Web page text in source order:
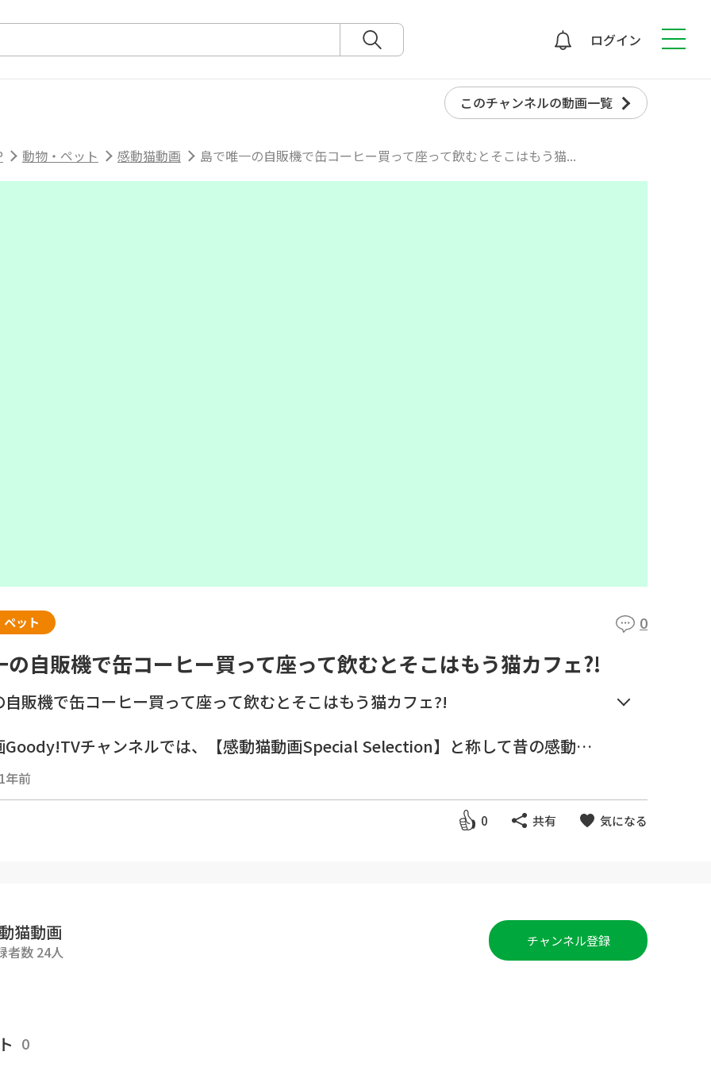
ログイン
このチャンネルの動画一覧
動物・ペット 感動猫動画 島で唯一の自販機で缶コーヒー買って座って飲むとそこはもう猫...
ット 0
の自販機で缶コーヒー買って座って飲むとそこはもう猫カフェ?!
販機で缶コーヒー買って座って飲むとそこはもう猫カフェ?!
Goody!TVチャンネルでは、【感動猫動画Special Selection】と称して昔の感動猫
プロードも行ってます。
さい。
らり散歩を中心に、猫島等もよく訪問します。
、茶トラ、ブチ猫、黒ブチ、白ブチ、サバトラ、縞模様と多種多様な猫ちゃん達
とゴロゴロ喉を鳴らす、膝の上に乗ってくる、猫の爪とぎ、ねこじゃらし、雨の
、可愛い癒され猫動画がいっぱいです。
年前
0 共有 気になる
猫動画
者数 24人
チャンネル登録
0